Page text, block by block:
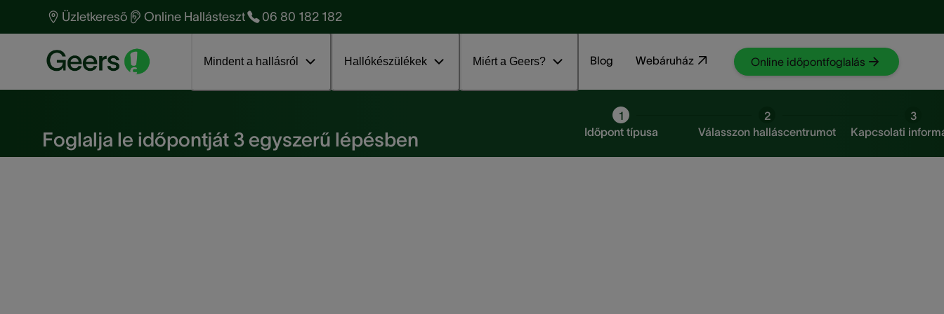
Üzletkereső Online Hallásteszt 06 80 182 182
Mindent a hallásról Hallókészülékek Miért a Geers? Blog Webáruház Online időpontfoglalás
Hallásvizsgálat - mire
számíthat?
Hallás anatómia
Amíg megszokja a
hallókészüléket
Hallókészülék árak
Mi vár rám az audiológusnál?
Ismerje meg
anyavállalatunkat!
Ugrás a blogra
Foglalja le időpontját 3 egyszerű lépésben
1
Időpont típusa
2
Válasszon halláscentrumot
3
Kapcsolati